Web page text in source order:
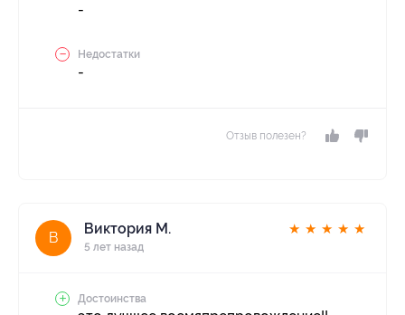
-
Недостатки
-
Отзыв полезен?
В
Виктория М.
5 лет назад
★ ★ ★ ★ ★
Достоинства